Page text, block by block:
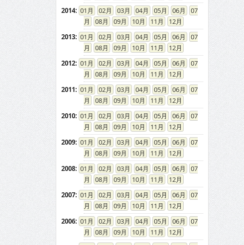
2014: 01 02 03 04 05 06
07
08
09 10 11
12
2013: 01 02 03 04 05 06
07
08
09 10 11
12
2012: 01 02 03 04 05 06
07
08
09 10 11
12
2011: 01 02 03 04 05 06
07
08
09 10 11
12
2010: 01 02 03 04 05 06
07
08
09 10 11
12
2009: 01 02 03 04 05 06
07
08
09 10 11
12
2008: 01 02 03 04 05 06
07
08
09 10 11
12
2007: 01 02 03 04 05 06
07
08
09 10 11
12
2006: 01 02 03 04 05 06
07
08
09 10 11
12